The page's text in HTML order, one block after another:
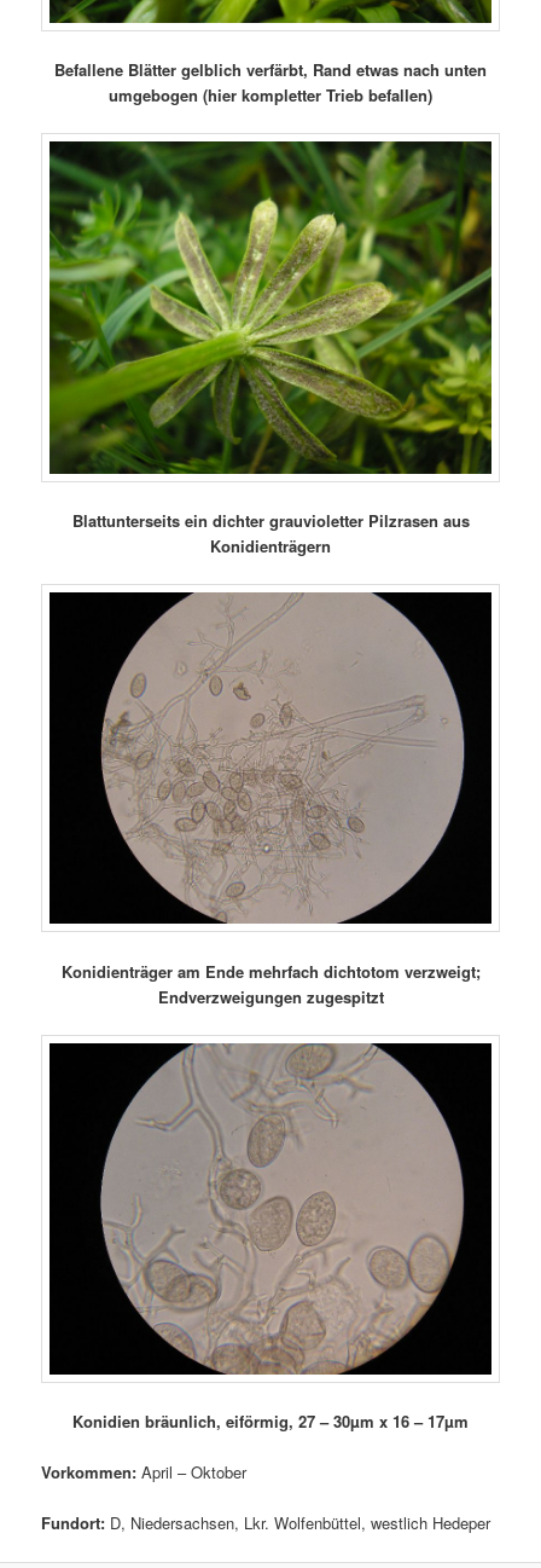
Befallene Blätter gelblich verfärbt, Rand etwas nach unten
umgebogen (hier kompletter Trieb befallen)
Blattunterseits ein dichter grauvioletter Pilzrasen aus
Konidienträgern
Konidienträger am Ende mehrfach dichtotom verzweigt;
Endverzweigungen zugespitzt
Konidien bräunlich, eiförmig, 27 – 30µm x 16 – 17µm
Vorkommen: April – Oktober
Fundort: D, Niedersachsen, Lkr. Wolfenbüttel, westlich Hedeper